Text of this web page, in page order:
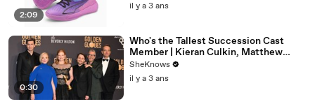
2:09
il y a 3 ans
0:30
Who's the Tallest Succession Cast
Member | Kieran Culkin, Matthew
Macfadyen, Nicholas Braun
SheKnows
il y a 3 ans